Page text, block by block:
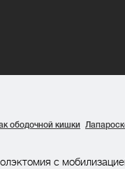
ободочной кишки
с